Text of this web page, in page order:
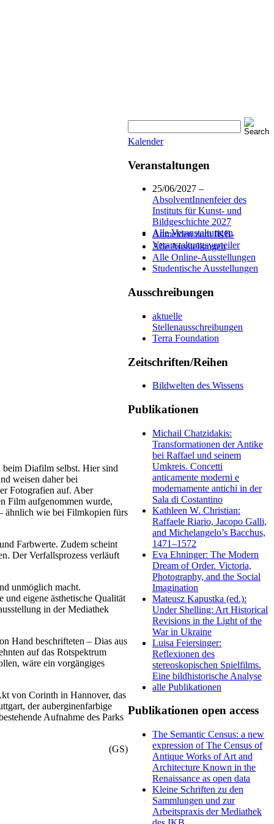
beim Diafilm selbst. Hier sind
weisen daher bei
Fotografien auf. Aber
Film aufgenommen wurde,
ähnlich wie bei Filmkopien fürs
Farbwerte. Zudem scheint
Der Verfallsprozess verläuft
unmöglich macht.
und eigene ästhetische Qualität
in der Mediathek
Hand beschrifteten – Dias aus
auf das Rotspektrum
wäre ein vorgängiges
von Corinth in Hannover, das
der auberginenfarbige
Aufnahme des Parks
(GS)
Kalender
Veranstaltungen
25/06/2027 –
AbsolventInnenfeier des
Instituts für Kunst- und
Bildgeschichte 2027
Alle Veranstaltungen
Anmelden zum IKB-
Veranstaltungsverteiler
Alle Ausstellungen
Alle Online-Ausstellungen
Studentische Ausstellungen
Ausschreibungen
aktuelle
Stellenausschreibungen
Terra Foundation
Zeitschriften/Reihen
Bildwelten des Wissens
Publikationen
Michail Chatzidakis:
Transformationen der Antike
bei Raffael und seinem
Umkreis. Concetti
anticamente moderni e
modernamente antichi in der
Sala di Costantino
Kathleen W. Christian:
Raffaele Riario, Jacopo Galli,
and Michelangelo’s Bacchus,
1471–1572
Eva Ehninger: The Modern
Dream of Order. Victoria,
Photography, and the Social
Imagination
Mateusz Kapustka (ed.):
Under Shelling: Art Historical
Revisions in the Light of the
War in Ukraine
Luisa Feiersinger:
Reflexionen des
stereoskopischen Spielfilms.
Eine bildhistorische Analyse
alle Publikationen
Publikationen open access
The Semantic Census: a new
expression of The Census of
Antique Works of Art and
Architecture Known in the
Renaissance as open data
Kleine Schriften zu den
Sammlungen und zur
Arbeitspraxis der Mediathek